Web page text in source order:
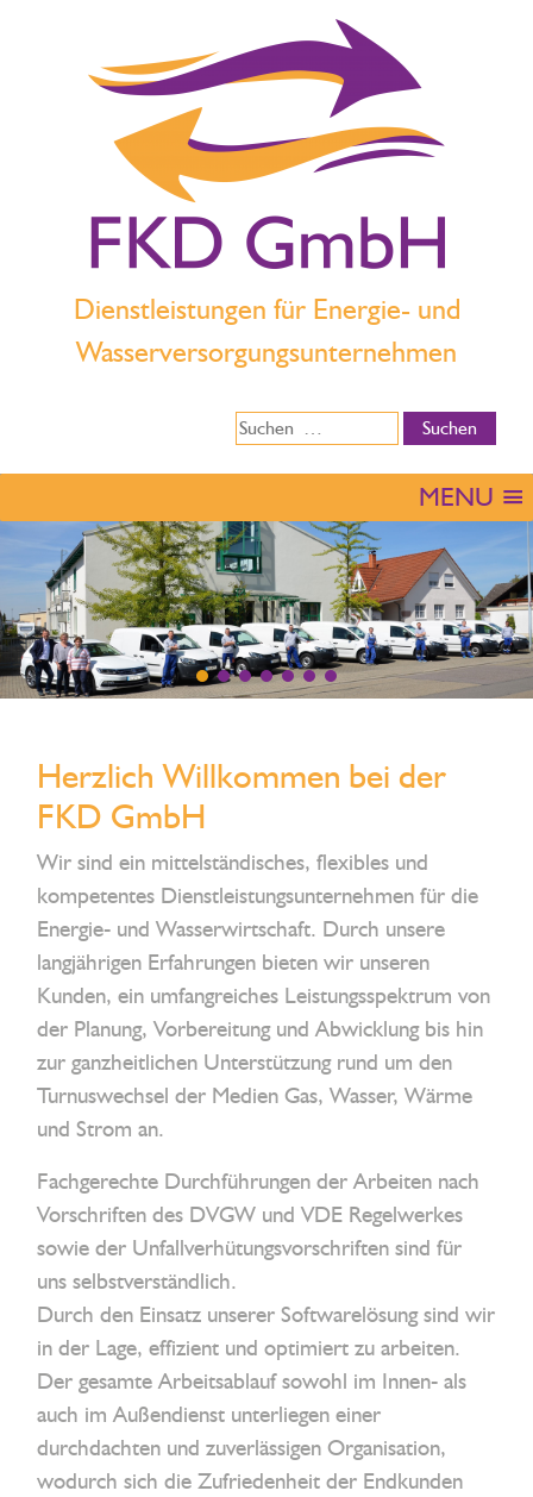
Dienstleistungen für Energie- und
Wasserversorgungsunternehmen
MENU
Herzlich Willkommen bei der
FKD GmbH
Wir sind ein mittelständisches, flexibles und
kompetentes Dienstleistungsunternehmen für die
Energie- und Wasserwirtschaft. Durch unsere
langjährigen Erfahrungen bieten wir unseren
Kunden, ein umfangreiches Leistungsspektrum von
der Planung, Vorbereitung und Abwicklung bis hin
zur ganzheitlichen Unterstützung rund um den
Turnuswechsel der Medien Gas, Wasser, Wärme
und Strom an.
Fachgerechte Durchführungen der Arbeiten nach
Vorschriften des DVGW und VDE Regelwerkes
sowie der Unfallverhütungsvorschriften sind für
uns selbstverständlich.
Durch den Einsatz unserer Softwarelösung sind wir
in der Lage, effizient und optimiert zu arbeiten.
Der gesamte Arbeitsablauf sowohl im Innen- als
auch im Außendienst unterliegen einer
durchdachten und zuverlässigen Organisation,
wodurch sich die Zufriedenheit der Endkunden